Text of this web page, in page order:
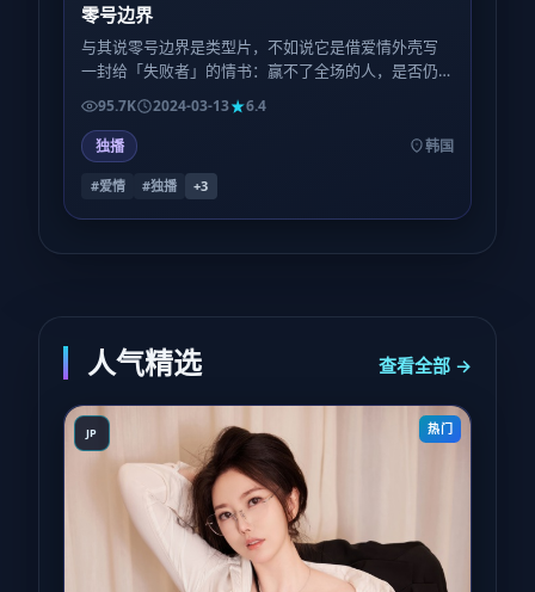
零号边界
与其说零号边界是类型片，不如说它是借爱情外壳写
一封给「失败者」的情书：赢不了全场的人，是否仍
配得到尊严的特写？
95.7K 2024-03-13
6.4
独播
韩国
#爱情 #独播 +3
人气精选 查看全部 →
JP 热门